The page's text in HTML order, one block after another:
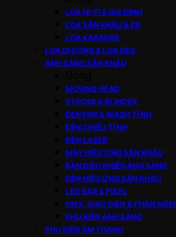
LOA HI-FI & GIA ĐÌNH
LOA SÂN KHẤU & PA
LOA KARAOKE
LOA DI ĐỘNG & LOA KÉO
ÁNH SÁNG SÂN KHẤU
MOVING HEAD
STROBE & BLINDER
ĐÈN PAR & WASH TĨNH
ĐÈN CHIẾU TĨNH
ĐÈN LASER
MÁY HIỆU ỨNG SÂN KHẤU
BÀN ĐIỀU KHIỂN ÁNH SÁNG
ĐÈN HIỆU ỨNG SÂN KHẤU
LED BAR & PIXEL
DMX, GIAO DIỆN & PHẦN MỀM
PHỤ KIỆN ÁNH SÁNG
PHỤ KIỆN ÂM THANH